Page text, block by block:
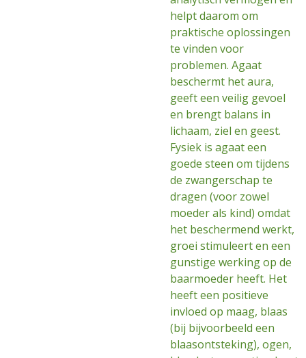
helpt daarom om
praktische oplossingen
te vinden voor
problemen. Agaat
beschermt het aura,
geeft een veilig gevoel
en brengt balans in
lichaam, ziel en geest.
Fysiek is agaat een
goede steen om tijdens
de zwangerschap te
dragen (voor zowel
moeder als kind) omdat
het beschermend werkt,
groei stimuleert en een
gunstige werking op de
baarmoeder heeft. Het
heeft een positieve
invloed op maag, blaas
(bij bijvoorbeeld een
blaasontsteking), ogen,